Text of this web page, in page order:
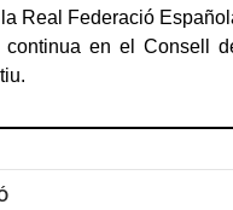
Real Federació
en el Consell